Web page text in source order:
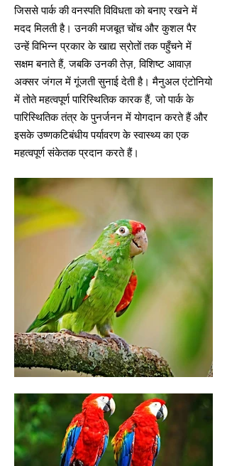
जिससे पार्क की वनस्पति विविधता को बनाए रखने में
मदद मिलती है। उनकी मजबूत चोंच और कुशल पैर
उन्हें विभिन्न प्रकार के खाद्य स्रोतों तक पहुँचने में
सक्षम बनाते हैं, जबकि उनकी तेज़, विशिष्ट आवाज़
अक्सर जंगल में गूंजती सुनाई देती है। मैनुअल एंटोनियो
में तोते महत्वपूर्ण पारिस्थितिक कारक हैं, जो पार्क के
पारिस्थितिक तंत्र के पुनर्जनन में योगदान करते हैं और
इसके उष्णकटिबंधीय पर्यावरण के स्वास्थ्य का एक
महत्वपूर्ण संकेतक प्रदान करते हैं।